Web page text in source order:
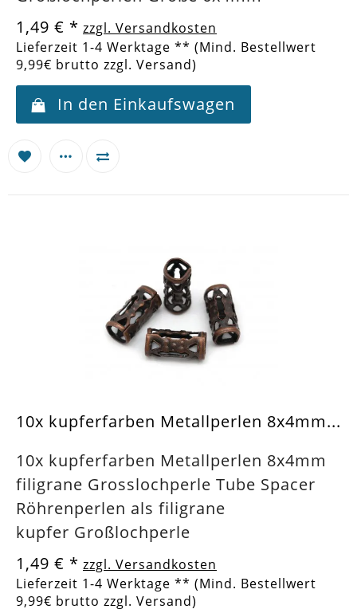
1,49 € * zzgl. Versandkosten
Lieferzeit 1-4 Werktage ** (Mind. Bestellwert
9,99€ brutto zzgl. Versand)
In den Einkaufswagen
10x kupferfarben Metallperlen 8x4mm...
10x kupferfarben Metallperlen 8x4mm
filigrane Grosslochperle Tube Spacer
Röhrenperlen als filigrane
kupfer Großlochperle
1,49 € * zzgl. Versandkosten
Lieferzeit 1-4 Werktage ** (Mind. Bestellwert
9,99€ brutto zzgl. Versand)